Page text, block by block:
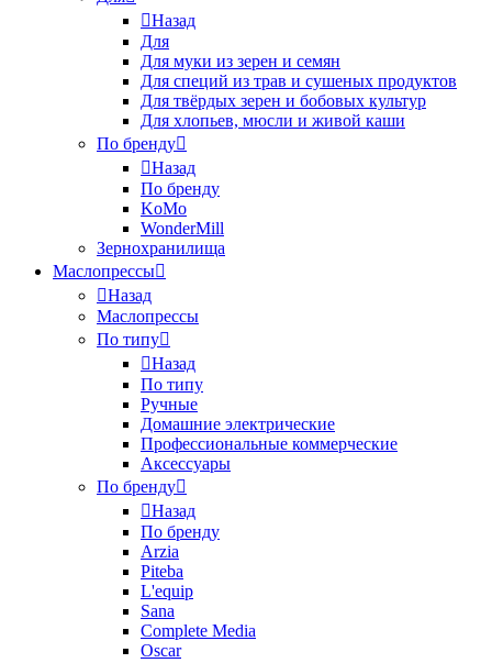
Назад
Для
Для муки из зерен и семян
Для специй из трав и сушеных продуктов
Для твёрдых зерен и бобовых культур
Для хлопьев, мюсли и живой каши
По бренду
Назад
По бренду
KoMo
WonderMill
Зернохранилища
Маслопрессы
Назад
Маслопрессы
По типу
Назад
По типу
Ручные
Домашние электрические
Профессиональные коммерческие
Аксессуары
По бренду
Назад
По бренду
Arzia
Piteba
L'equip
Sana
Complete Media
Oscar